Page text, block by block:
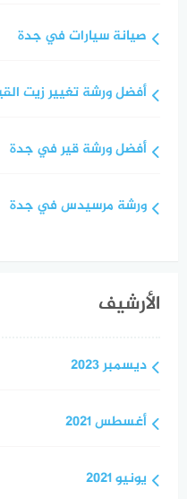
صيانة سيارات في جدة
أفضل ورشة تغيير زيت
أفضل ورشة قير في جدة
ورشة مرسيدس في جدة
الأرشيف
ديسمبر 2023
أغسطس 2021
يونيو 2021